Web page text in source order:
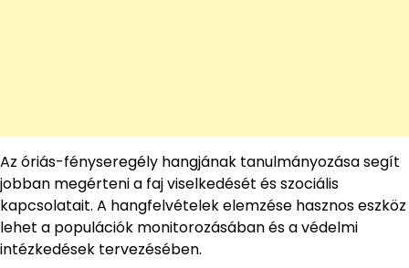
Az óriás-fényseregély hangjának tanulmányozása segít
jobban megérteni a faj viselkedését és szociális
kapcsolatait. A hangfelvételek elemzése hasznos eszköz
lehet a populációk monitorozásában és a védelmi
intézkedések tervezésében.